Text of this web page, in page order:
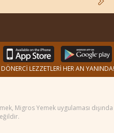
LEZZETLERİ HER AN YANINDA!
Migros Yemek uygulaması dışında